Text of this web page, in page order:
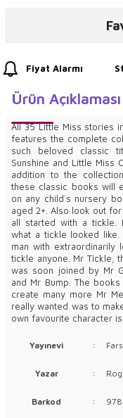
Fiyat Alarmı
Ürün Açıklaması
All 35 Little Miss stories
features the complete
such beloved classic
Sunshine and Little Miss
addition to the
these classic books will
on any child`s nursery
aged 2+. Also look out
all started with a tickle.
what a tickle looked
man with extraordinarily
tickle anyone. Mr Tickle,
was soon joined by Mr
and Mr Bump. The
create many more Mr
really wanted was to
own favourite character is
Yayınevi :
Yazar :
Barkod :